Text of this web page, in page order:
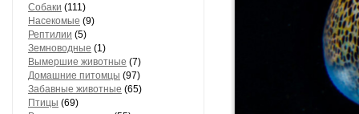
Собаки (111)
Насекомые (9)
Рептилии (5)
Земноводные (1)
Вымершие животные (7)
Домашние питомцы (97)
Забавные животные (65)
Птицы (69)